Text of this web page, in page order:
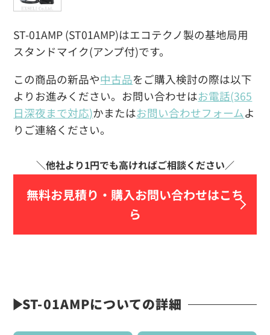
ST-01AMP (ST01AMP)はエコテクノ製の基地局用
スタンドマイク(アンプ付)です。
この商品の新品や中古品をご購入検討の際は以下
よりお進みください。お問い合わせはお電話(365
日深夜まで対応)かまたはお問い合わせフォームよ
りご連絡ください。
無料お見積り・ 購入お問い合わせはこち
ら
ST-01AMPについての詳細